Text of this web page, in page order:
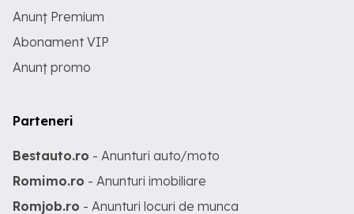
Anunț Premium
Abonament VIP
Anunț promo
Parteneri
Bestauto.ro - Anunturi auto/moto
Romimo.ro - Anunturi imobiliare
Romjob.ro - Anunturi locuri de munca